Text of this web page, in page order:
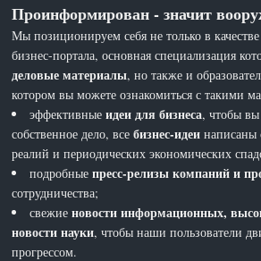
Проинформирован - значит
Мы позиционируем себя не только в
бизнес-портала, основная специализация
деловые материалы, но также и
котором вы можете ознакомиться с такими
эффективныеидеи для бизнеса, чтобы вы
собственное дело, всебизнес-идеи написаны
реалий и периодических экономических
подробныепресс-релизы компаний и
сотрудничества;
свежиеновости информационных,
новости науки, чтобы наши пользователи
прогрессом.